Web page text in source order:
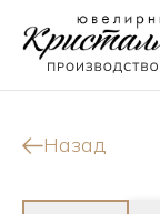
Кольца
Назад